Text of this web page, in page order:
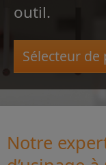
outil.
Sélecteur de
Notre